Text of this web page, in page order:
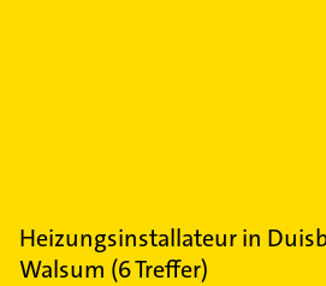
Heizungsinstallateurin
Walsum (6Treffer)